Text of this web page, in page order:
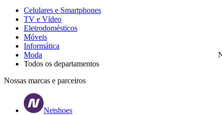
Celulares e Smartphones
TV e Vídeo
Eletrodomésticos
Móveis
Informática
Moda
Todos os departamentos
Nossas marcas e parceiros
Netshoes